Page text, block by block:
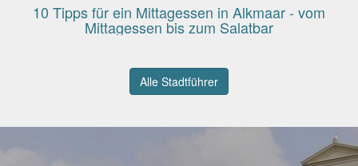
10 Tipps für ein Mittagessen in Alkmaar - vom
Mittagessen bis zum Salatbar
Alle Stadtführer